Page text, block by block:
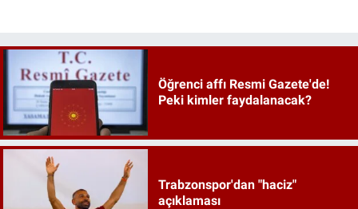
Öğrenci affı Resmi Gazete'de!
Peki kimler faydalanacak?
Trabzonspor'dan "haciz"
açıklaması